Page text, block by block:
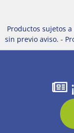
Productos sujetos
sin previo aviso. -